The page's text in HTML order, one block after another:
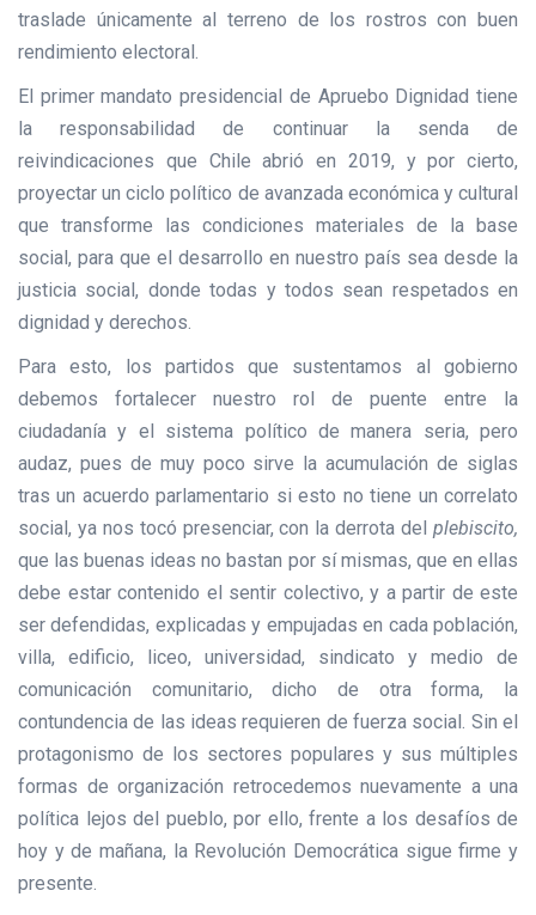
traslade únicamente al terreno de los rostros con buen
rendimiento electoral.
El primer mandato presidencial de Apruebo Dignidad tiene
la responsabilidad de continuar la senda de
reivindicaciones que Chile abrió en 2019, y por cierto,
proyectar un ciclo político de avanzada económica y cultural
que transforme las condiciones materiales de la base
social, para que el desarrollo en nuestro país sea desde la
justicia social, donde todas y todos sean respetados en
dignidad y derechos.
Para esto, los partidos que sustentamos al gobierno
debemos fortalecer nuestro rol de puente entre la
ciudadanía y el sistema político de manera seria, pero
audaz, pues de muy poco sirve la acumulación de siglas
tras un acuerdo parlamentario si esto no tiene un correlato
social, ya nos tocó presenciar, con la derrota del plebiscito,
que las buenas ideas no bastan por sí mismas, que en ellas
debe estar contenido el sentir colectivo, y a partir de este
ser defendidas, explicadas y empujadas en cada población,
villa, edificio, liceo, universidad, sindicato y medio de
comunicación comunitario, dicho de otra forma, la
contundencia de las ideas requieren de fuerza social. Sin el
protagonismo de los sectores populares y sus múltiples
formas de organización retrocedemos nuevamente a una
política lejos del pueblo, por ello, frente a los desafíos de
hoy y de mañana, la Revolución Democrática sigue firme y
presente.